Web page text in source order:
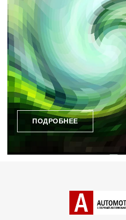
ПОДРОБНЕЕ